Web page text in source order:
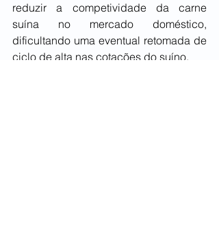
reduzir a competividade da carne
suína no mercado doméstico,
dificultando uma eventual retomada de
ciclo de alta nas cotações do suíno.